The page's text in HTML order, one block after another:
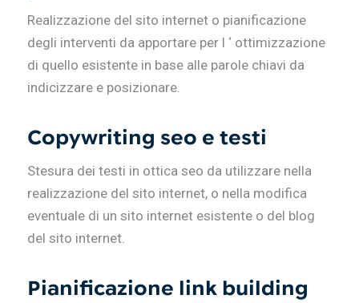
Realizzazione del sito internet o pianificazione
degli interventi da apportare per l ‘ ottimizzazione
di quello esistente in base alle parole chiavi da
indicizzare e posizionare.
Copywriting seo e testi
Stesura dei testi in ottica seo da utilizzare nella
realizzazione del sito internet, o nella modifica
eventuale di un sito internet esistente o del blog
del sito internet.
Pianificazione link building